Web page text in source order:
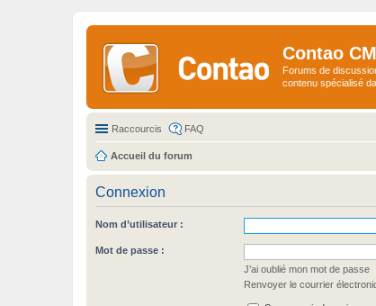
Contao
Forums de
contenu spécialisé
Raccourcis FAQ
Accueil du forum
Connexion
Nom d’utilisateur :
Mot de passe :
J’ai oublié mon mot de passe
Renvoyer le courrier